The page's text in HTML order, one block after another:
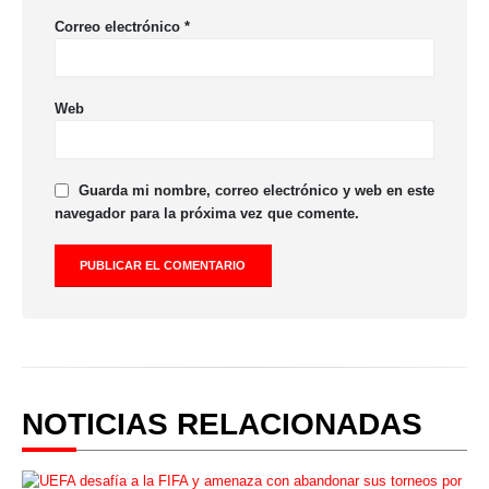
Correo electrónico *
Web
Guarda mi nombre, correo electrónico y web en este
navegador para la próxima vez que comente.
NOTICIAS RELACIONADAS